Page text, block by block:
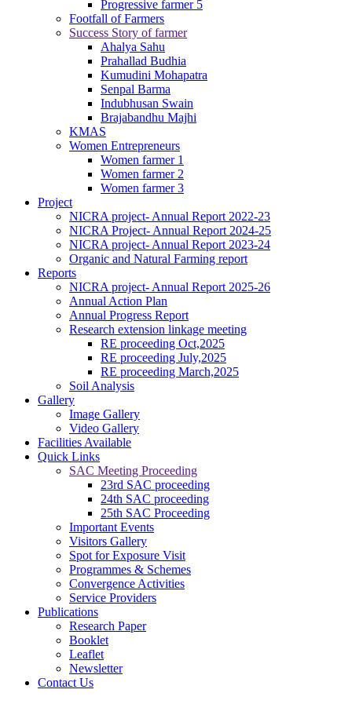
Progressive farmer 5
Footfall of Farmers
Success Story of farmer
Ahalya Sahu
Prahallad Budhia
Kumudini Mohapatra
Senpal Barma
Indubhusan Swain
Brajabandhu Majhi
KMAS
Women Entrepreneurs
Women farmer 1
Women farmer 2
Women farmer 3
Project
NICRA project- Annual Report 2022-23
NICRA Project- Annual Report 2024-25
NICRA project- Annual Report 2023-24
Organic and Natural Farming report
Reports
NICRA project- Annual Report 2025-26
Annual Action Plan
Annual Progress Report
Research extension linkage meeting
RE proceeding Oct,2025
RE proceeding July,2025
RE proceeding March,2025
Soil Analysis
Gallery
Image Gallery
Video Gallery
Facilities Available
Quick Links
SAC Meeting Proceeding
23rd SAC proceeding
24th SAC proceeding
25th SAC Proceeding
Important Events
Visitors Gallery
Spot for Exposure Visit
Programmes & Schemes
Convergence Activities
Service Providers
Publications
Research Paper
Booklet
Leaflet
Newsletter
Contact Us
କପାର ସଙ୍କର କିସମ ପାଇଁ ଜେଇ.କେ ଦୁର୍ଗା, ଅଟଳ,ଧାନୋ, ଗବର, ଶ୍ରୀ
ତୁଳସୀ, ଭାଗ୍ୟ, ଆକ୍କା, ଚନ୍ଦ୍ରମୁଖୀ ଉତ୍ତମ ଅଟେ
------------------------
ଗଜା ପୂର୍ବବର୍ତ୍ତୀ ଘାସମରା ଔଷଧ ପ୍ରୟୋଗ କରିନଥିଲେ ଧାନ ବୁଣିବାର 15
ରୁ 20 ଦିନରେ ଏକର ପ୍ରତି 120 ମି.ଲି ବିସ୍ପାଇରିବାକ୍ ସୋଡିୟମ୍
10%ଏସ.ସି 200 ଲି. ପାଣିରେ ସିଞ୍ଚନ୍ତୁ
------------------------
ସାଧାରଣ କପା ଚାଷପାଇଁ ୧ କି.ଗ୍ରା. ପ୍ରତି ଏକର ଏବଂ ସଘନ କପା
ଚାଷପାଇଁ ୫ କି.ଗ୍ରା. ପ୍ରତି ଏକର ବିହନ ଆବଶ୍ୟକ
------------------------
ବୁଣିବା ପୂର୍ବରୁ ୧ କିଗ୍ରା ମଞ୍ଜିକୁ ୭ ଗ୍ରାମ ଇମିଡାକ୍ଲୋପ୍ରିଡ୍ ୭୦ ଡବ୍ଲୁ.ଜି
ଦ୍ୱାରା ବିଶୋଧନ କରନ୍ତୁ ଯାହାଦ୍ୱାରା ଶୋଷକ ପୋକାମାନର ସଂକ୍ରମଣ
ହ୍ରାସ ପାଇବ
------------------------
ଚିନାବାଦାମର ପତ୍ର ସୁଡଙ୍ଗ ପୋକ : ବର୍ତମାନ ପାଗରେ ଉଚ୍ଚ ତାପମାତ୍ରା
ପାଇଁ ପତ୍ର ସୁଢଙ୍ଗ ପୋକର ପାଦୁର୍ଭାବ ଦେଖା ଦେବାର ସମ୍ଭାବନା ରହିଛି ।
ସଂକ୍ରମଣ ଦେଖା ଦେଲେ ନିୟନ୍ତ୍ରଣ ପାଇଁ ୨ ମିଲିଗ୍ରାମ Prophenophos
୫୦% ଇସି କୁ ପ୍ରତି ଏକ ଲିଟର ପାଣିରେ ମିଶାଇ ସିଞ୍ଚନ କେନ୍ତୁ ।
------------------------